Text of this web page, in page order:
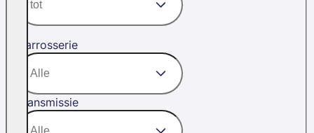
Carrosserie
Transmissie